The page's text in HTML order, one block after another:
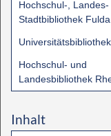
Hochschul-, Landes-
Stadtbibliothek Fulda
Hochschul- und
Landesbibliothek
Inhalt